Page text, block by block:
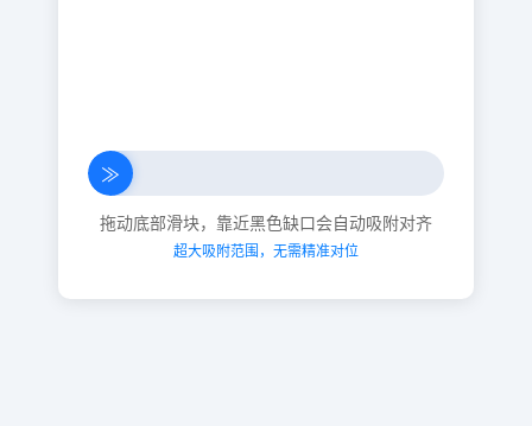
≫
拖动底部滑块，靠近黑色缺口会自动吸附对齐
超大吸附范围，无需精准对位